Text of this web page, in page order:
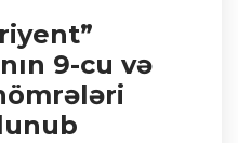
9-cu və